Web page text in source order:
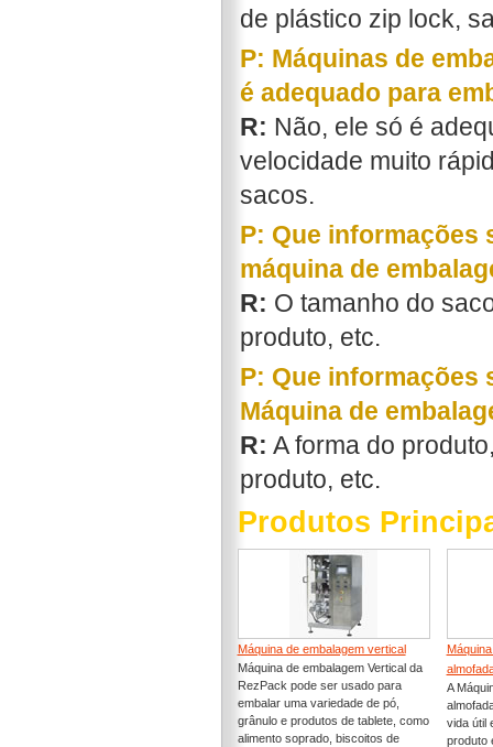
de plástico zip lock,
P: Máquinas de
é adequado para
R: Não, ele só é
velocidade muito
sacos.
P: Que informações
máquina de
R: O tamanho do
produto, etc.
P: Que informações
Máquina de
R: A forma do
produto, etc.
Produtos
Máquina de embalagem vertical
Máquina de embalagem Vertical da
RezPack pode ser usado para
embalar uma variedade de pó,
grânulo e produtos de tablete, como
alimento soprado, biscoitos de
A
vida útil
produto